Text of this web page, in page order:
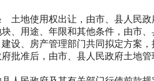
土地使用权出让，由市、县人民政
、用途、年限和其他条件，由市
设、房产管理部门共同拟定方案
批准后，由市、县人民政府土地